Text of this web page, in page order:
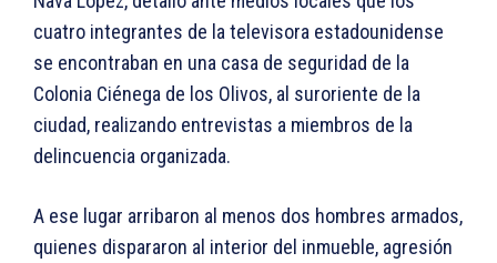
cuatro integrantes de la televisora estadounidense
se encontraban en una casa de seguridad de la
Colonia Ciénega de los Olivos, al suroriente de la
ciudad, realizando entrevistas a miembros de la
delincuencia organizada.
A ese lugar arribaron al menos dos hombres armados,
quienes dispararon al interior del inmueble, agresión